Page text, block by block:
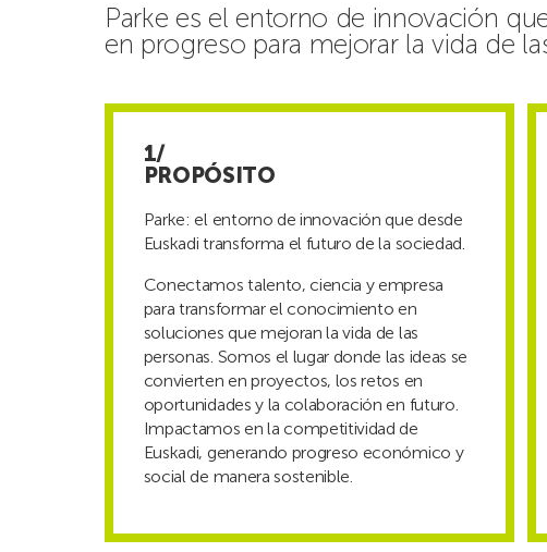
Parke es el entorno de innovación
en progreso para mejorar la vida de
PROPÓSITO
Parke: el entorno de innovación que desde
Euskadi transforma el futuro de la sociedad.
Conectamos talento, ciencia y empresa
para transformar el conocimiento en
soluciones que mejoran la vida de las
personas. Somos el lugar donde las ideas se
convierten en proyectos, los retos en
oportunidades y la colaboración en futuro.
Impactamos en la competitividad de
Euskadi, generando progreso económico y
social de manera sostenible.